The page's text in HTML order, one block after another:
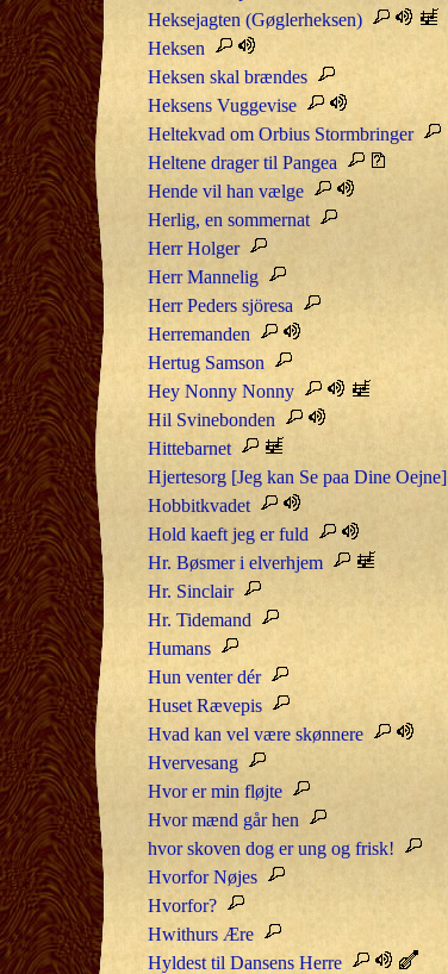
Heksejagten (Gøglerheksen)
Heksen
Heksen skal brændes
Heksens Vuggevise
Heltekvad om Orbius Stormbringer
Heltene drager til Pangea
Hende vil han vælge
Herlig, en sommernat
Herr Holger
Herr Mannelig
Herr Peders sjöresa
Herremanden
Hertug Samson
Hey Nonny Nonny
Hil Svinebonden
Hittebarnet
Hjertesorg [Jeg kan Se paa Dine Oejne]
Hobbitkvadet
Hold kaeft jeg er fuld
Hr. Bøsmer i elverhjem
Hr. Sinclair
Hr. Tidemand
Humans
Hun venter dér
Huset Rævepis
Hvad kan vel være skønnere
Hvervesang
Hvor er min fløjte
Hvor mænd går hen
hvor skoven dog er ung og frisk!
Hvorfor Nøjes
Hvorfor?
Hwithurs Ære
Hyldest til Dansens Herre